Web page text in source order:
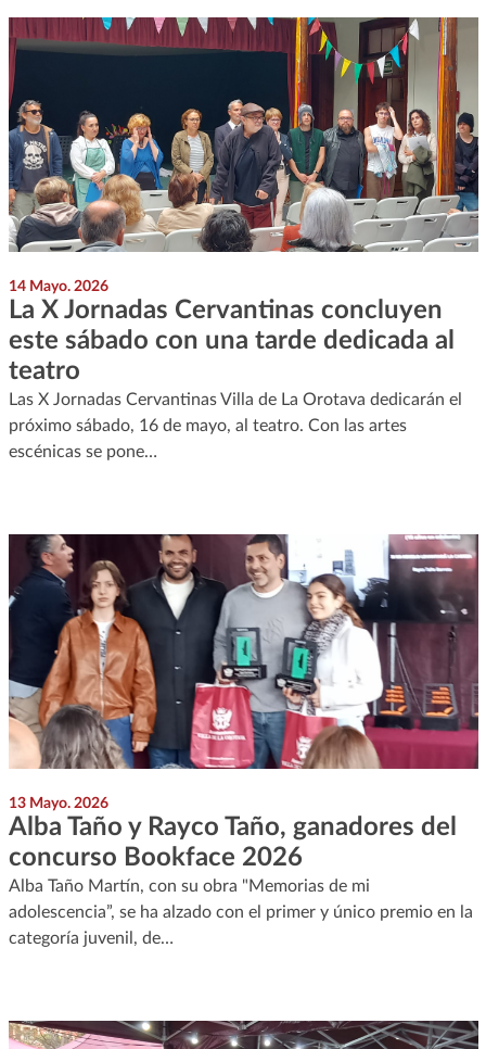
14 Mayo. 2026
La X Jornadas Cervantinas concluyen
este sábado con una tarde dedicada al
teatro
Las X Jornadas Cervantinas Villa de La Orotava dedicarán el
próximo sábado, 16 de mayo, al teatro. Con las artes
escénicas se pone…
13 Mayo. 2026
Alba Taño y Rayco Taño, ganadores del
concurso Bookface 2026
Alba Taño Martín, con su obra "Memorias de mi
adolescencia”, se ha alzado con el primer y único premio en la
categoría juvenil, de…